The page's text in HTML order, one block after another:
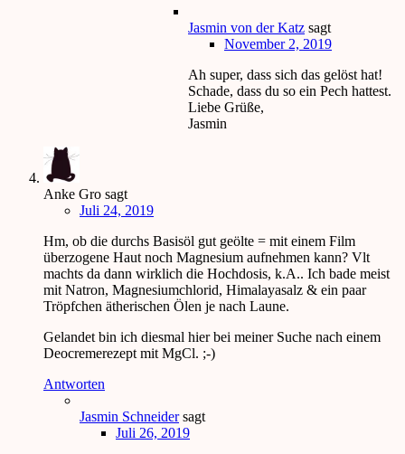
Jasmin von der Katz sagt
November 2, 2019
Ah super, dass sich das gelöst hat!
Schade, dass du so ein Pech hattest.
Liebe Grüße,
Jasmin
Anke Gro sagt
Juli 24, 2019
Hm, ob die durchs Basisöl gut geölte = mit einem Film
überzogene Haut noch Magnesium aufnehmen kann? Vlt
machts da dann wirklich die Hochdosis, k.A.. Ich bade meist
mit Natron, Magnesiumchlorid, Himalayasalz & ein paar
Tröpfchen ätherischen Ölen je nach Laune.
Gelandet bin ich diesmal hier bei meiner Suche nach einem
Deocremerezept mit MgCl. ;-)
Antworten
Jasmin Schneider sagt
Juli 26, 2019